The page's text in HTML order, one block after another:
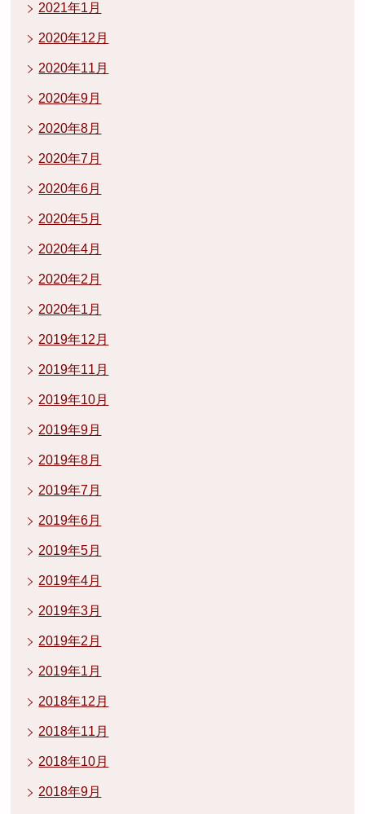
2021年1月
2020年12月
2020年11月
2020年9月
2020年8月
2020年7月
2020年6月
2020年5月
2020年4月
2020年2月
2020年1月
2019年12月
2019年11月
2019年10月
2019年9月
2019年8月
2019年7月
2019年6月
2019年5月
2019年4月
2019年3月
2019年2月
2019年1月
2018年12月
2018年11月
2018年10月
2018年9月